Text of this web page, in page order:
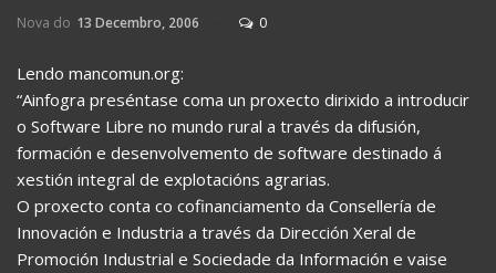
Nova do 13 Decembro, 2006 0
Lendo mancomun.org:
“Ainfogra preséntase coma un proxecto dirixido a introducir
o Software Libre no mundo rural a través da difusión,
formación e desenvolvemento de software destinado á
xestión integral de explotacións agrarias.
O proxecto conta co cofinanciamento da Consellería de
Innovación e Industria a través da Dirección Xeral de
Promoción Industrial e Sociedade da Información e vaise